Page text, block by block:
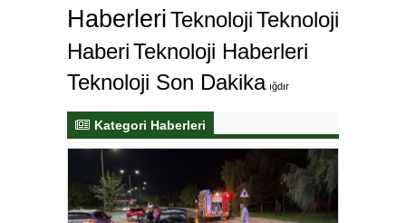
HaberleriTeknolojiTeknoloji
HaberiTeknoloji Haberleri
Teknoloji Son Dakika ığdır
Kategori Haberleri